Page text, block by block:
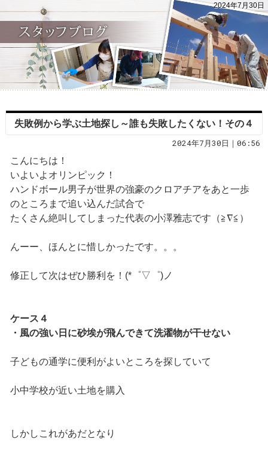
2024年7月30日
失敗例から学ぶ土地探し～誰も失敗したくない！その４
2024年7月30日｜06:56
こんにちは！
いよいよオリンピック！
ハンドボール男子が世界の強豪のクロアチアをあと一歩
のところまで追い込んだ試合で
たくさん絶叫してしまった代表の小澤雅志です（≧∇≦）
んーー、ほんとに惜しかったです。。。
修正して次はぜひ勝利を！(*゜▽゜)ノ
ケース４
・風の強い日に砂埃が飛んできて洗濯物が干せない
子どもの通学に便利がよいところを探していて
小中学校が近い土地を購入
しかしこれがあだとなり